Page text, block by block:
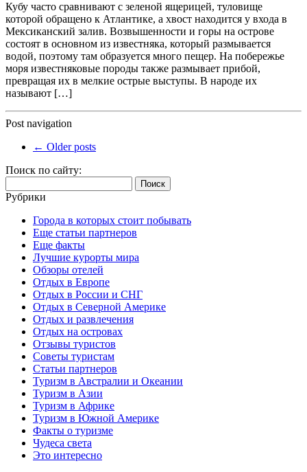
Кубу часто сравнивают с зеленой ящерицей, туловище
которой обращено к Атлантике, а хвост находится у входа в
Мексиканский залив. Возвышенности и горы на острове
состоят в основном из известняка, который размывается
водой, поэтому там образуется много пещер. На побережье
моря известняковые породы также размывает прибой,
превращая их в мелкие острые выступы. В народе их
называют […]
Post navigation
← Older posts
Поиск по сайту:
Рубрики
Города в которых стоит побывать
Еще статьи партнеров
Еще факты
Лучшие курорты мира
Обзоры отелей
Отдых в Европе
Отдых в России и СНГ
Отдых в Северной Америке
Отдых и развлечения
Отдых на островах
Отзывы туристов
Советы туристам
Статьи партнеров
Туризм в Австралии и Океании
Туризм в Азии
Туризм в Африке
Туризм в Южной Америке
Факты о туризме
Чудеса света
Это интересно